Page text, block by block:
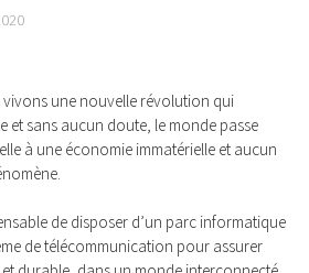
une nouvelle révolution qui
et sans aucun doute, le monde passe
à une économie immatérielle et aucun
de disposer d’un parc informatique
de télécommunication pour assurer